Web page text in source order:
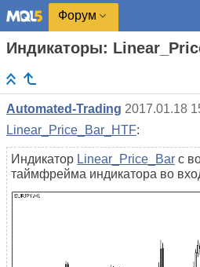
Форум
Индикаторы:
Automated-Trading 2017.01.18
Linear_Price_Bar_HTF:
Индикатор Linear_Price_Bar с
таймфрейма индикатора во